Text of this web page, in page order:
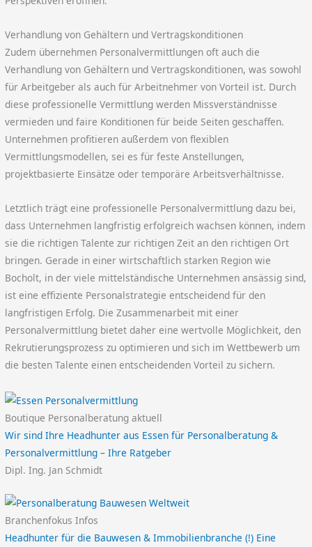
Verhandlung von Gehältern und Vertragskonditionen
Zudem übernehmen Personalvermittlungen oft auch die
Verhandlung von Gehältern und Vertragskonditionen, was sowohl
für Arbeitgeber als auch für Arbeitnehmer von Vorteil ist. Durch
diese professionelle Vermittlung werden Missverständnisse
vermieden und faire Konditionen für beide Seiten geschaffen.
Unternehmen profitieren außerdem von flexiblen
Vermittlungsmodellen, sei es für feste Anstellungen,
projektbasierte Einsätze oder temporäre Arbeitsverhältnisse.
Letztlich trägt eine professionelle Personalvermittlung dazu bei,
dass Unternehmen langfristig erfolgreich wachsen können, indem
sie die richtigen Talente zur richtigen Zeit an den richtigen Ort
bringen. Gerade in einer wirtschaftlich starken Region wie
Bocholt, in der viele mittelständische Unternehmen ansässig sind,
ist eine effiziente Personalstrategie entscheidend für den
langfristigen Erfolg. Die Zusammenarbeit mit einer
Personalvermittlung bietet daher eine wertvolle Möglichkeit, den
Rekrutierungsprozess zu optimieren und sich im Wettbewerb um
die besten Talente einen entscheidenden Vorteil zu sichern.
Boutique Personalberatung aktuell
Wir sind Ihre Headhunter aus Essen für Personalberatung &
Personalvermittlung – Ihre Ratgeber
Dipl. Ing. Jan Schmidt
Branchenfokus Infos
Headhunter für die Bauwesen & Immobilienbranche (!) Eine